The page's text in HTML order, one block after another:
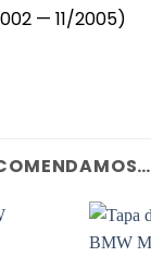
— 11/2005)